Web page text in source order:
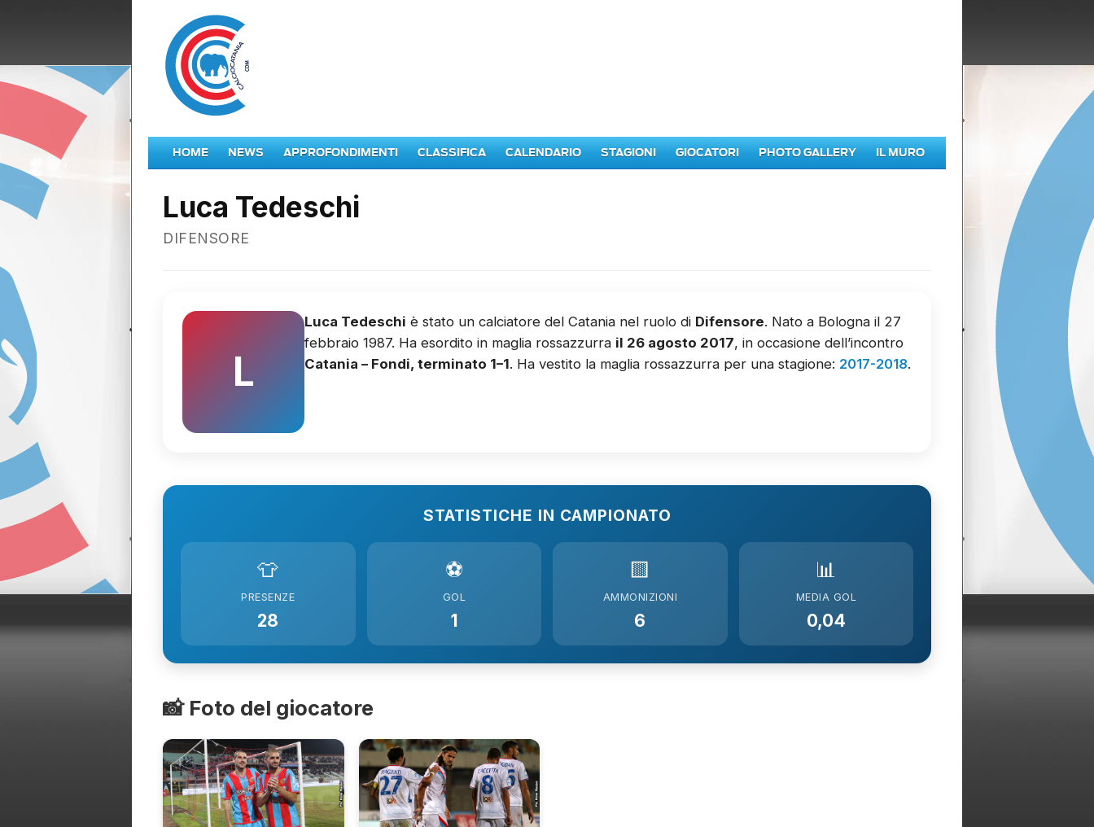
HOME NEWS APPROFONDIMENTI CLASSIFICA CALENDARIO STAGIONI GIOCATORI PHOTO GALLERY IL MURO
Luca Tedeschi
DIFENSORE
L
Luca Tedeschi è stato un calciatore del Catania nel ruolo di Difensore. Nato a Bologna il 27
febbraio 1987. Ha esordito in maglia rossazzurra il 26 agosto 2017, in occasione dell’incontro
Catania – Fondi, terminato 1–1. Ha vestito la maglia rossazzurra per una stagione: 2017-2018.
STATISTICHE IN CAMPIONATO
👕
PRESENZE
28
⚽
GOL
1
🟨
AMMONIZIONI
6
📊
MEDIA GOL
0,04
📸 Foto del giocatore